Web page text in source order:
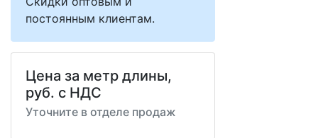
постоянным клиентам.
Цена за метр длины,
руб. с НДС
Уточните в отделе продаж